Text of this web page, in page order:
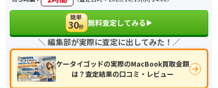
簡単
30秒 無料査定してみる▶︎
＼ 編集部が実際に査定に出してみた！／
ケータイゴッドの実際のMacBook買取金額
は？査定結果の口コミ・レビュー